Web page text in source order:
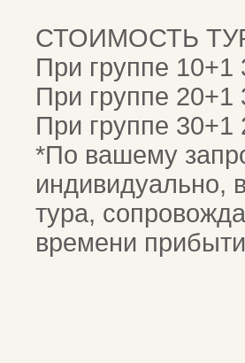
СТОИМОСТЬ
При группе 10+1
При группе 20+1
При группе 30+1
*По вашему
индивидуально,
тура,
времени